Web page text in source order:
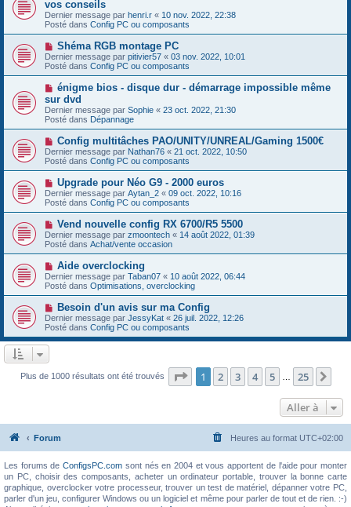
a
g
e
u
m
e
s
s
a
g
e
u
v
e
a
u
m
e
s
s
a
g
e
vos conseils
Dernier message par henri.r « 10 nov. 2022, 22:38
Posté dans Config PC ou composants
N
o
u
v
a
u
m
e
s
s
g
e
Shéma RGB montage PC
Dernier message par pitivier57 « 03 nov. 2022, 10:01
Posté dans Config PC ou composants
N
u
v
e
a
u
m
e
s
s
g
e
énigme bios - disque dur - démarrage impossible même
sur dvd
Dernier message par Sophie « 23 oct. 2022, 21:30
Posté dans Dépannage
N
o
u
v
e
a
u
m
e
s
s
a
g
Config multitâches PAO/UNITY/UNREAL/Gaming 1500€
Dernier message par Nathan76 « 21 oct. 2022, 10:50
Posté dans Config PC ou composants
N
o
u
v
e
u
m
e
s
s
a
g
e
Upgrade pour Néo G9 - 2000 euros
Dernier message par Aytan_2 « 09 oct. 2022, 10:16
Posté dans Config PC ou composants
N
o
u
v
a
u
m
e
s
a
g
e
Vend nouvelle config RX 6700/R5 5500
Dernier message par zmoontech « 14 août 2022, 01:39
Posté dans Achat/vente occasion
N
o
u
v
e
a
u
m
e
g
Aide overclocking
Dernier message par Taban07 « 10 août 2022, 06:44
Posté dans Optimisations, overclocking
N
o
u
v
e
m
e
Besoin d'un avis sur ma Config
Dernier message par JessyKat « 26 juil. 2022, 12:26
Posté dans Config PC ou composants
Plus de 1000 résultats ont été trouvés Page 1sur25
1 2 3 4 5 25
Aller à
Forum Heures au format UTC+02:00
Les forums deConfigsPC.com sont nés en 2004 et vous apportent de l'aide pour monter
un PC, choisir des composants, acheter un ordinateur portable, trouver la bonne carte
graphique, overclocker votre processeur, trouver un test de matériel, dépanner votre PC,
parler d'un jeu, configurer Windows ou un logiciel et même pour parler de tout et de rien. :-)